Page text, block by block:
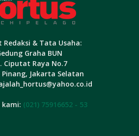
Redaksi & Tata Usaha:
Graha BUN
Ciputat Raya No.7
Pinang, Jakarta Selatan
kami: (021) 75916652 - 53